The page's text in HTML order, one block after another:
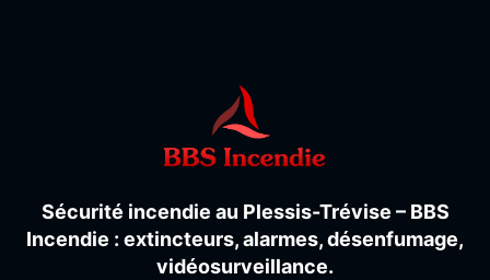
Sécurité incendie au Plessis-Trévise – BBS
Incendie : extincteurs,alarmes,désenfumage,
vidéosurveillance.